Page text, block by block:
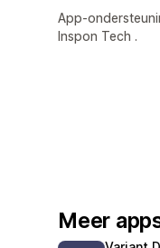
App-
Inspon Tech .
Meer